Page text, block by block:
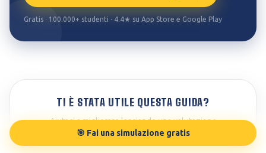
Gratis · 100.000+ studenti · 4.4★ su App Store e Google Play
🎯 Fai una simulazione gratis
TI È STATA UTILE QUESTA GUIDA?
Aiutaci a migliorare lasciando una valutazione